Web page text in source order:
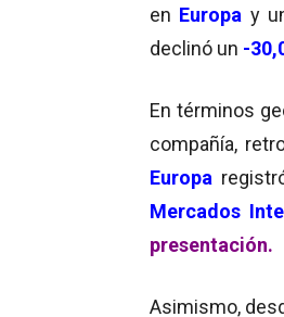
en Europa y
declinó un -
En términos
compañía,
Europa
Mercados
presentación.
Asimismo,